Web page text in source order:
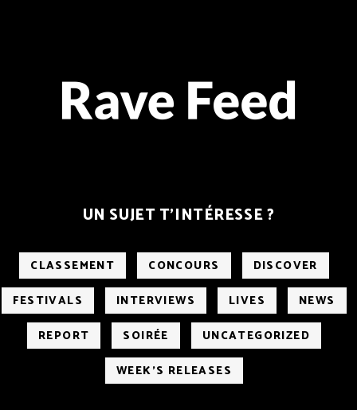
UN SUJET T’INTÉRESSE ?
CLASSEMENT CONCOURS
DISCOVER
FESTIVALS
INTERVIEWS LIVES
NEWS
REPORT
SOIRÉE
UNCATEGORIZED
WEEK'S RELEASES